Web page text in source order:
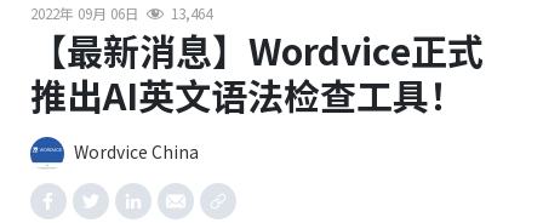
2022年 09月 06日 13,464
【最新消息】Wordvice正式
推出AI英文语法检查工具！
Wordvice China